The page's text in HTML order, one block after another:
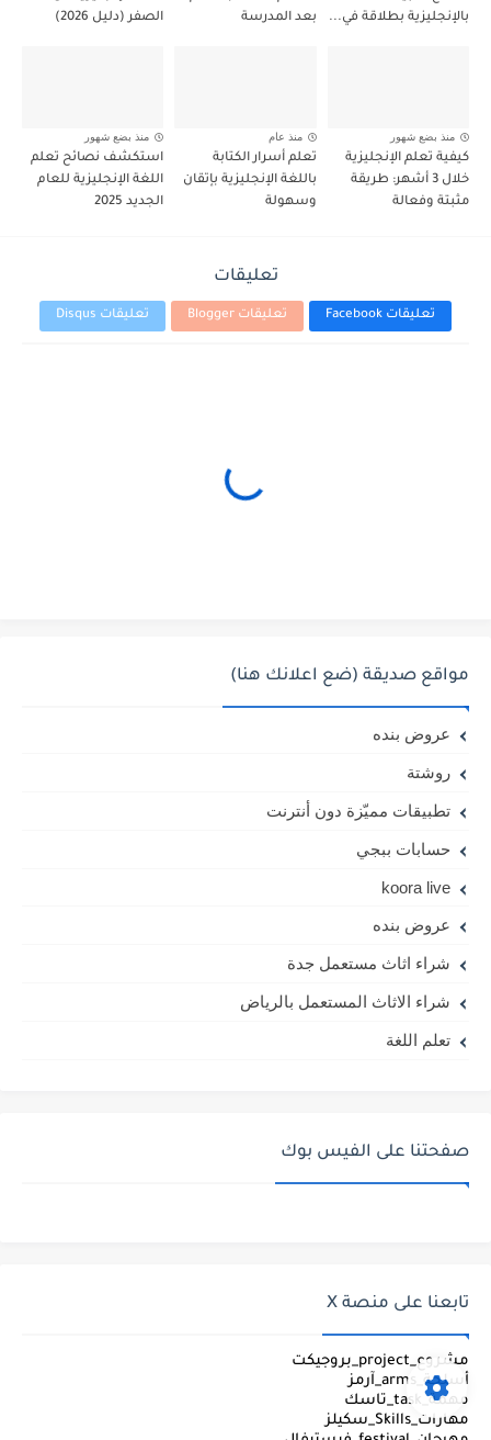
بالإنجليزية بطلاقة في...
بعد المدرسة
الصفر (دليل 2026)
منذ بضع شهور
كيفية تعلم الإنجليزية
خلال 3 أشهر: طريقة
مثبتة وفعالة
منذ عام
تعلم أسرار الكتابة
باللغة الإنجليزية بإتقان
وسهولة
منذ بضع شهور
استكشف نصائح تعلم
اللغة الإنجليزية للعام
الجديد 2025
تعليقات
تعليقات Facebook تعليقات Blogger تعليقات Disqus
مواقع صديقة (ضع اعلانك هنا)
عروض بنده
روشتة
تطبيقات مميّزة دون أنترنت
حسابات ببجي
koora live
عروض بنده
شراء اثاث مستعمل جدة
شراء الاثاث المستعمل بالرياض
تعلم اللغة
صفحتنا على الفيس بوك
تابعنا على منصة X
مشروع_project_بروجيكت
أسلحة_arms_آرمز
مهمة_task_تاسك
مهارات_Skills_سكيلز